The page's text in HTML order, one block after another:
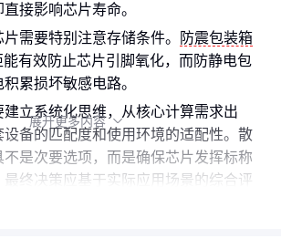
接影响芯片寿命。
需要特别注意存储条件。
防震包装箱
有效防止芯片引脚氧化，而防静电包
累损坏敏感电路。
立系统化思维，从核心计算需求出
设备的匹配度和使用环境的适配性。散
是次要选项，而是确保芯片发挥标称
终决策应基于实际应用场景的综合评
展开更多内容 